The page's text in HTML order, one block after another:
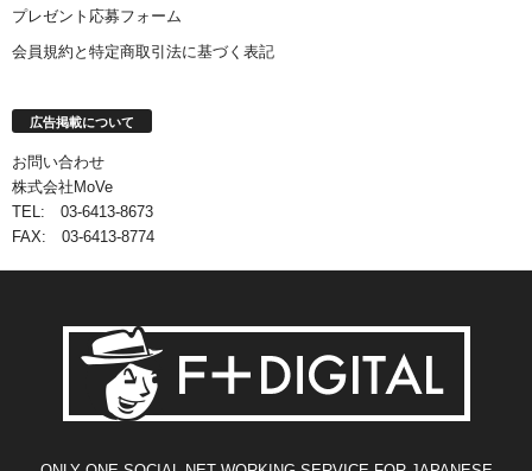
プレゼント応募フォーム
会員規約と特定商取引法に基づく表記
広告掲載について
お問い合わせ
株式会社MoVe
TEL: 03-6413-8673
FAX: 03-6413-8774